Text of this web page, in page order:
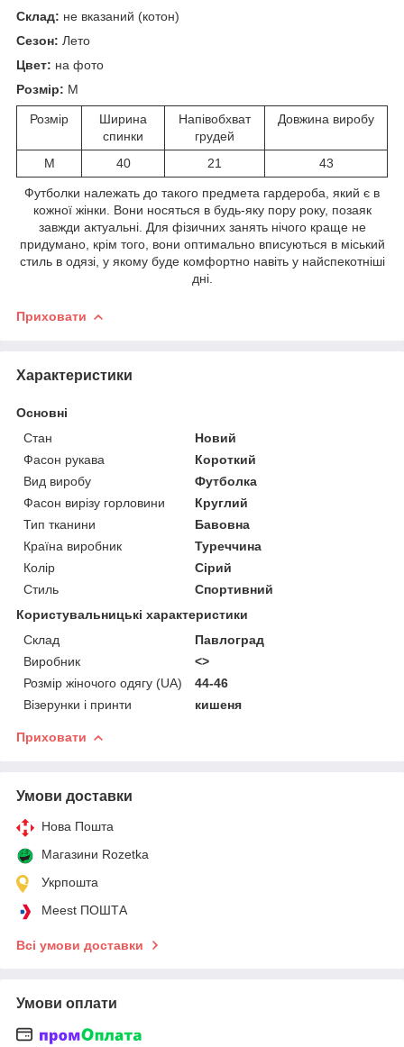
Склад: не вказаний (котон)
Сезон: Лето
Цвет: на фото
Розмір: М
Розмір
Ширина
спинки
Напівобхват
грудей
Довжина виробу
М 40 21 43
Футболки належать до такого предмета гардероба, який є в
кожної жінки. Вони носяться в будь-яку пору року, позаяк
завжди актуальні. Для фізичних занять нічого краще не
придумано, крім того, вони оптимально вписуються в міський
стиль в одязі, у якому буде комфортно навіть у найспекотніші
дні.
Приховати
Характеристики
Основні
Стан
Новий
Фасон рукава
Короткий
Вид виробу
Футболка
Фасон вирізу горловини
Круглий
Тип тканини
Бавовна
Країна виробник
Туреччина
Колір
Сірий
Стиль
Спортивний
Користувальницькі характеристики
Склад
Павлоград
Виробник
<>
Розмір жіночого одягу (UA)
44-46
Візерунки і принти
кишеня
Приховати
Умови доставки
Нова Пошта
Магазини Rozetka
Укрпошта
Meest ПОШТА
Всі умови доставки
Умови оплати